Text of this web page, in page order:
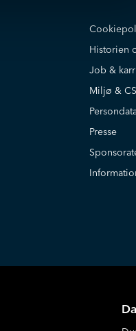
Historien
Job &
Miljø &
Presse